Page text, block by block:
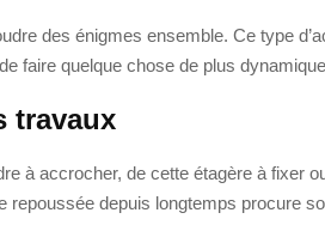
des énigmes ensemble. Ce type
faire quelque chose de plus
travaux
à accrocher, de cette étagère à fixer
depuis longtemps procure